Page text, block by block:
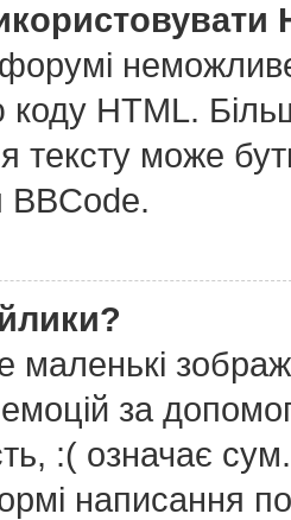
HTML.
тексту може
BBCode.
за
:( означає
написання